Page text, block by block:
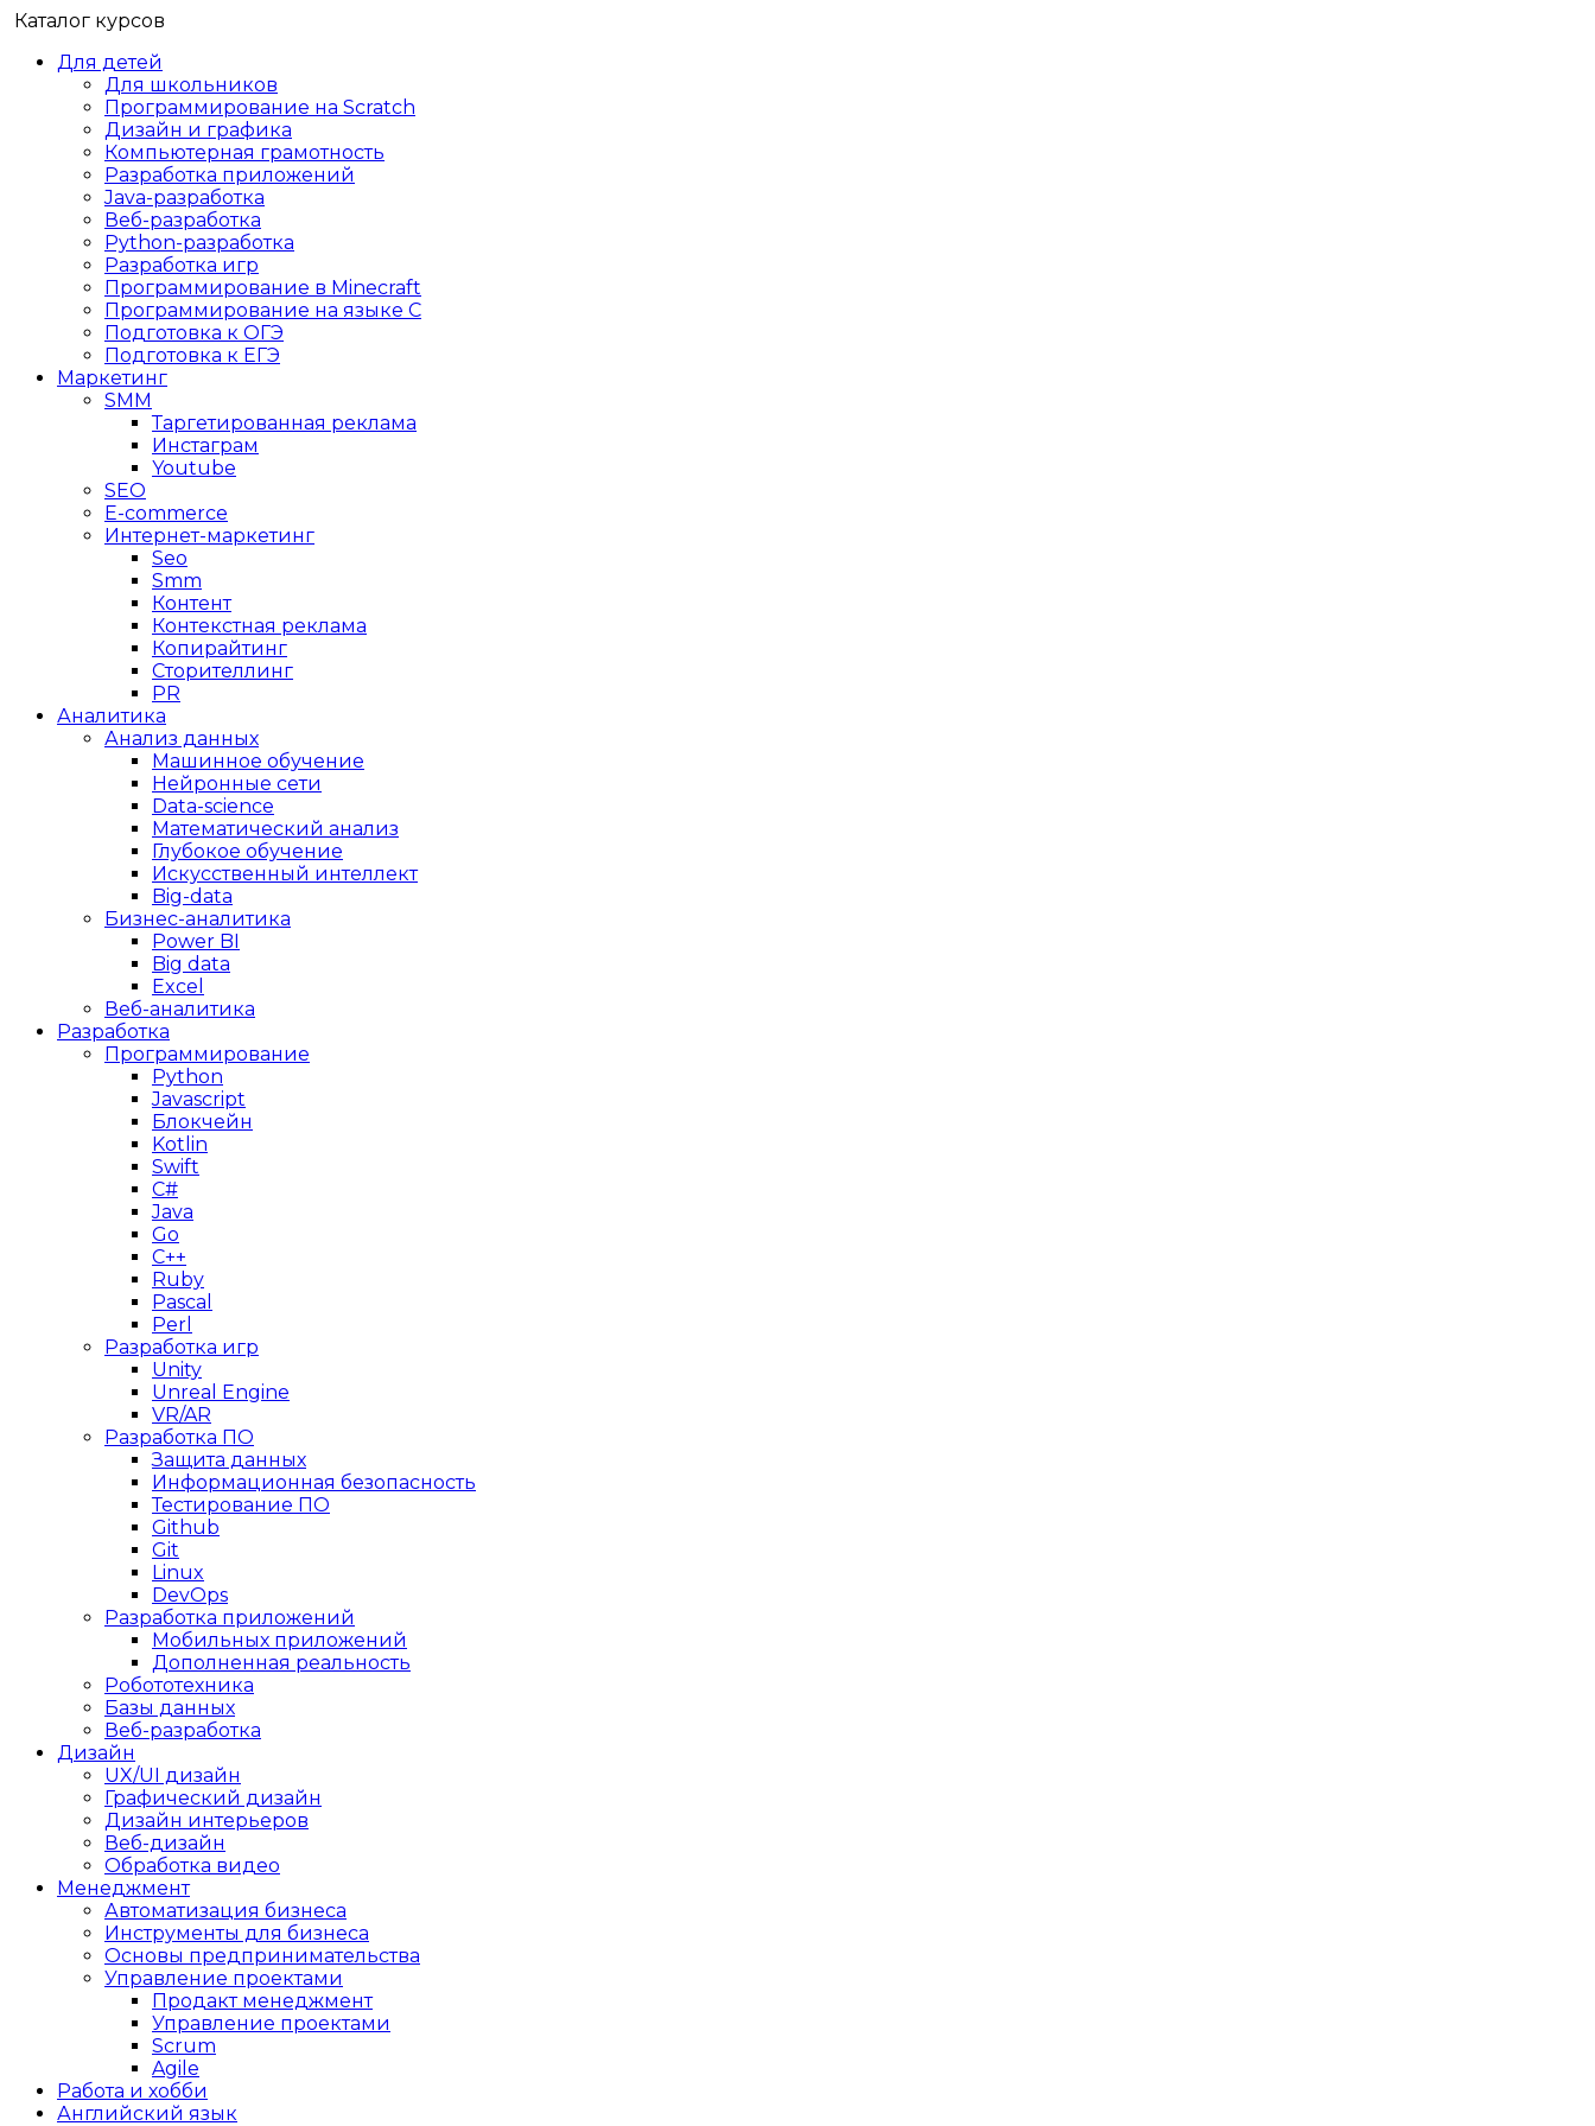
Каталог курсов
Для детей
Для школьников
Программирование на Scratch
Дизайн и графика
Компьютерная грамотность
Разработка приложений
Java-разработка
Веб-разработка
Python-разработка
Разработка игр
Программирование в Minecraft
Программирование на языке C
Подготовка к ОГЭ
Подготовка к ЕГЭ
Маркетинг
SMM
Таргетированная реклама
Инстаграм
Youtube
SEO
E-сommerce
Интернет-маркетинг
Seo
Smm
Контент
Контекстная реклама
Копирайтинг
Сторителлинг
PR
Аналитика
Анализ данных
Машинное обучение
Нейронные сети
Data-science
Математический анализ
Глубокое обучение
Искусственный интеллект
Big-data
Бизнес-аналитика
Power BI
Big data
Excel
Веб-аналитика
Разработка
Программирование
Python
Javascript
Блокчейн
Kotlin
Swift
C#
Java
Go
C++
Ruby
Pascal
Perl
Разработка игр
Unity
Unreal Engine
VR/AR
Разработка ПО
Защита данных
Информационная безопасность
Тестирование ПО
Github
Git
Linux
DevOps
Разработка приложений
Мобильных приложений
Дополненная реальность
Робототехника
Базы данных
Веб-разработка
Дизайн
UX/UI дизайн
Графический дизайн
Дизайн интерьеров
Веб-дизайн
Обработка видео
Менеджмент
Автоматизация бизнеса
Инструменты для бизнеса
Основы предпринимательства
Управление проектами
Продакт менеджмент
Управление проектами
Scrum
Agile
Работа и хобби
Английский язык